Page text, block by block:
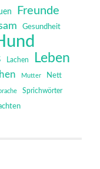
Freunde
Gesundheit
Lachen Leben
Mutter Nett
Sprichwörter